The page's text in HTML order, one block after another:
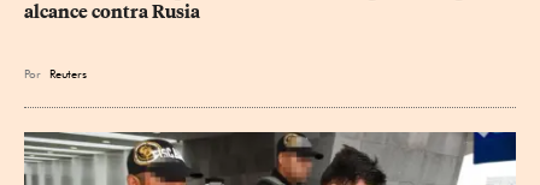
alcance contra Rusia
Por Reuters